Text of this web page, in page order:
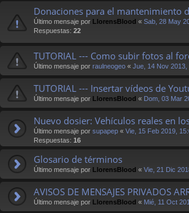
Donaciones para el mantenimiento
Último mensaje por LlorensBlood « Sab, 28 May
Respuestas: 22
TUTORIAL --- Como subir fotos al
Último mensaje por raulneogeo « Jue, 14 Nov 2013,
TUTORIAL --- Insertar vídeos de
Último mensaje por LlorensBlood « Dom, 03 Mar
Nuevo dosier: Vehículos reales en
Último mensaje por supapep « Vie, 15 Feb 2019,
Respuestas: 16
Glosario de términos
Último mensaje por LlorensBlood « Vie, 21 Dic
AVISOS DE MENSAJES PRIVADOS
Último mensaje por LlorensBlood « Mié, 11 Oct